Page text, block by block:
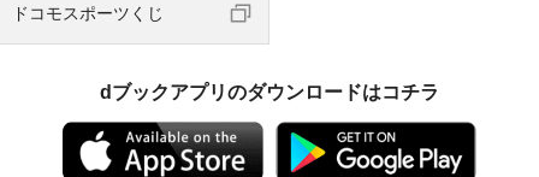
ドコモスポーツくじ
dブックアプリのダウンロードはコチラ